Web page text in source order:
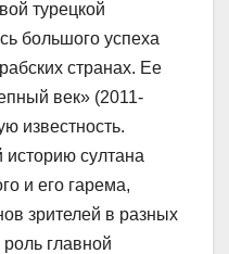
турецкой
большого успеха
странах. Ее
век» (2011-
известность.
султана
и его гарема,
зрителей в разных
главной